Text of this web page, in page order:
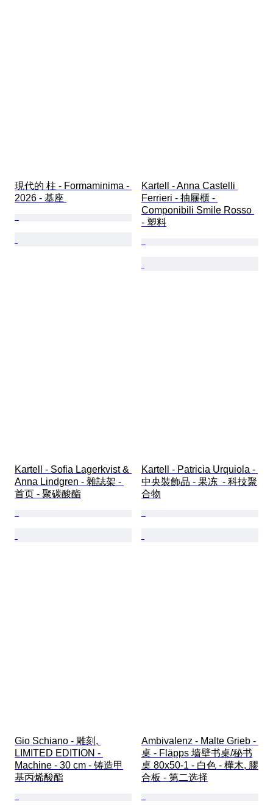
現代的 柱 - Formaminima -
2026 - 基座
Kartell - Anna Castelli
Ferrieri - 抽屜櫃 -
Componibili Smile Rosso
- 塑料
Kartell - Sofia Lagerkvist &
Anna Lindgren - 雜誌架 -
首页 - 聚碳酸酯
Kartell - Patricia Urquiola -
中央裝飾品 - 果冻  - 科技聚
合物
Gio Schiano - 雕刻,
LIMITED EDITION -
Machine - 30 cm - 铸造甲
基丙烯酸酯
Ambivalenz - Malte Grieb -
桌 - Fläpps 墙壁书桌/秘书
桌 80x50-1 - 白色 - 樺木, 膠
合板 - 第二选择